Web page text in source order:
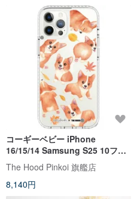
コーギーベビー iPhone
16/15/14 Samsung S25 10フィ
ートエアクッション落下防止保
護ケース
The Hood Pinkoi 旗艦店
8,140円